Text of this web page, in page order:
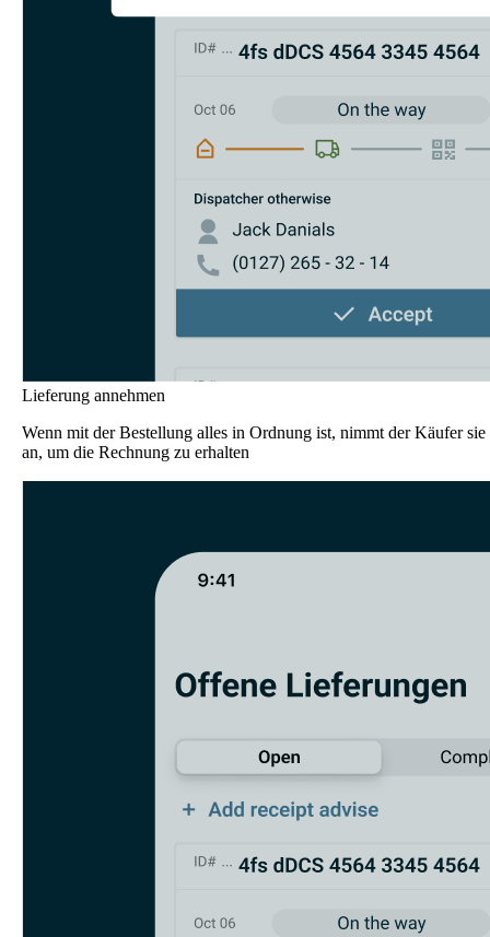
Lieferung annehmen
Wenn mit der Bestellung alles in Ordnung ist, nimmt der Käufer sie
an, um die Rechnung zu erhalten